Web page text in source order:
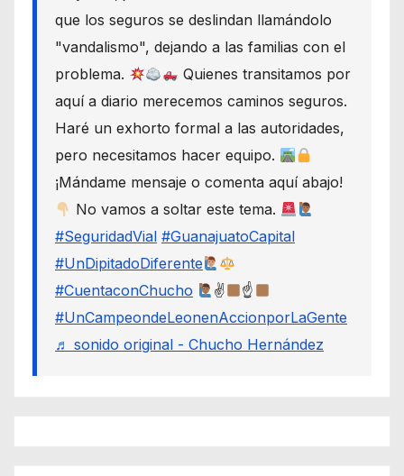
que los seguros se deslindan llamándolo
"vandalismo", dejando a las familias con el
problema.
Quienes transitamos por
aquí a diario merecemos caminos seguros.
Haré un exhorto formal a las autoridades,
pero necesitamos hacer equipo.
¡Mándame mensaje o comenta aquí abajo!
No vamos a soltar este tema.
#SeguridadVial #GuanajuatoCapital
#UnDipitadoDiferente
#CuentaconChucho
✌
☝
#UnCampeondeLeonenAccionporLaGente
♬ sonido original - Chucho Hernández